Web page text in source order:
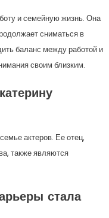
и семейную жизнь. Она
сниматься в
баланс между работой и
своим близким.
актеров. Ее отец,
также являются
стала